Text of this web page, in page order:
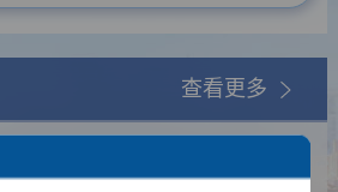
查看更多